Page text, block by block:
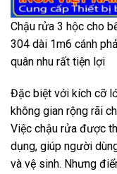
Chậu rửa 3 hộc cho
304 dài 1m6 cánh
quân nhu rất tiện lợi
Đặc biệt với kích cỡ
không gian rộng rãi
Việc chậu rửa được
dụng, giúp người
và vệ sinh. Nhưng